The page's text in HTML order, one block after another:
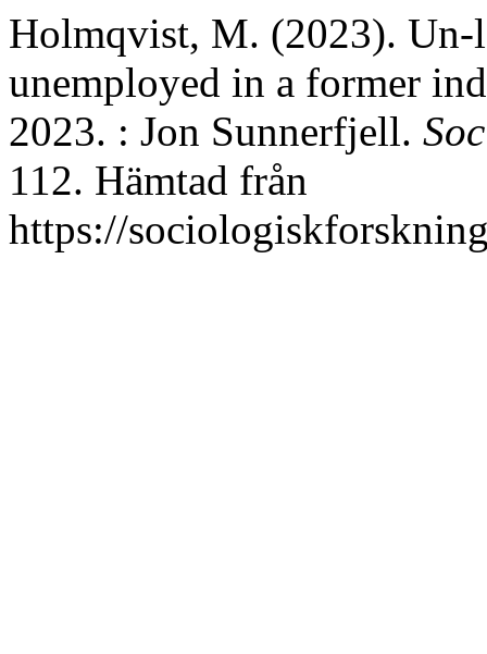
Holmqvist, M. (2023). Un-
unemployed in a former
2023. : Jon Sunnerfjell.
112. Hämtad från
https://